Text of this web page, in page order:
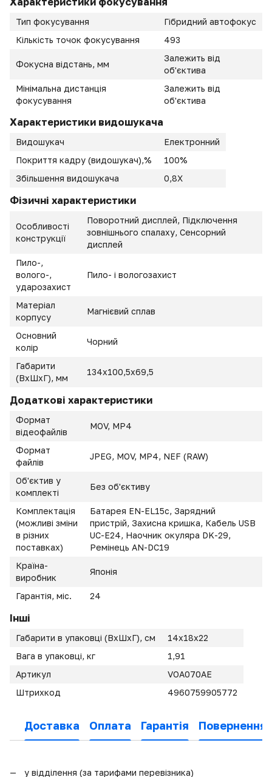
Тип фокусування
Гібридний автофокус
Кількість точок фокусування
493
Фокусна відстань, мм
Залежить від
об'єктива
Мінімальна дистанція
фокусування
Залежить від
об'єктива
Характеристики видошукача
Видошукач
Електронний
Покриття кадру (видошукач),%
100%
Збільшення видошукача
0,8X
Фізичні характеристики
Особливості
конструкції
Поворотний дисплей, Підключення
зовнішнього спалаху, Сенсорний
дисплей
Пило-,
волого-,
ударозахист
Пило- і вологозахист
Матеріал
корпусу
Магнієвий сплав
Основний
колір
Чорний
Габарити
(ВхШхГ), мм
134х100,5х69,5
Додаткові характеристики
Формат
відеофайлів
MOV, MP4
Формат
файлів
JPEG, MOV, MP4, NEF (RAW)
Об'єктив у
комплекті
Без об'єктиву
Комплектація
(можливі зміни
в різних
поставках)
Батарея EN-EL15c, Зарядний
пристрій, Захисна кришка, Кабель USB
UC-E24, Наочник окуляра DK-29,
Ремінець AN-DC19
Країна-
виробник
Японія
Гарантія, міс. 24
Інші
Габарити в упаковці (ВхШхГ), см
14x18x22
Вага в упаковці, кг
1,91
Артикул
VOA070AE
Штрихкод
4960759905772
Доставка Оплата Гарантія Повернення
у відділення (за тарифами перевізника)